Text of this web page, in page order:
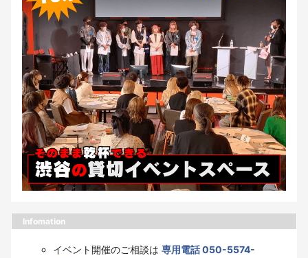
Infomation
イベント開催のご相談は 専用電話 050-5574-